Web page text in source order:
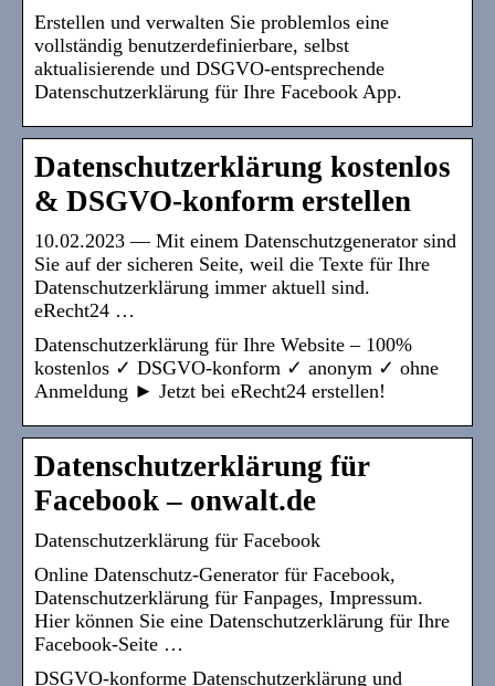
Erstellen und verwalten Sie problemlos eine
vollständig benutzerdefinierbare, selbst
aktualisierende und DSGVO-entsprechende
Datenschutzerklärung für Ihre Facebook App.
Datenschutzerklärung kostenlos
& DSGVO-konform erstellen
10.02.2023 — Mit einem Datenschutzgenerator sind
Sie auf der sicheren Seite, weil die Texte für Ihre
Datenschutzerklärung immer aktuell sind.
eRecht24 …
Datenschutzerklärung für Ihre Website – 100%
kostenlos ✓ DSGVO-konform ✓ anonym ✓ ohne
Anmeldung ► Jetzt bei eRecht24 erstellen!
Datenschutzerklärung für
Facebook – onwalt.de
Datenschutzerklärung für Facebook
Online Datenschutz-Generator für Facebook,
Datenschutzerklärung für Fanpages, Impressum.
Hier können Sie eine Datenschutzerklärung für Ihre
Facebook-Seite …
DSGVO-konforme Datenschutzerklärung und